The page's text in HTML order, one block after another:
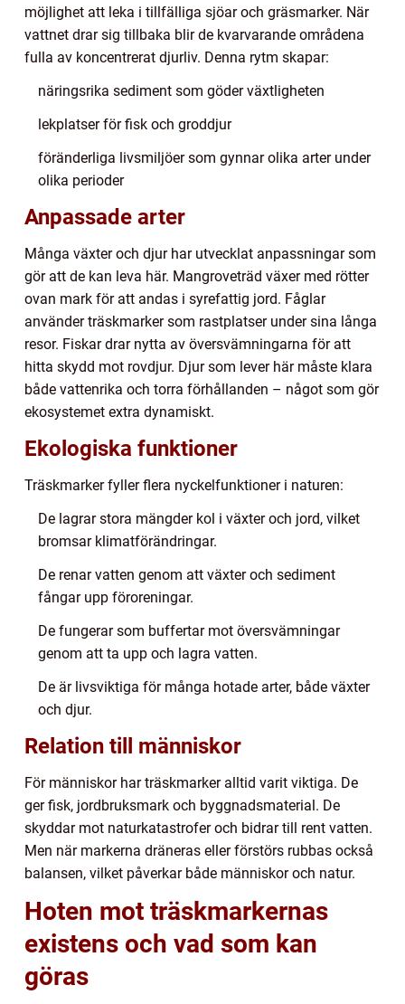
möjlighet att leka i tillfälliga sjöar och gräsmarker. När
vattnet drar sig tillbaka blir de kvarvarande områdena
fulla av koncentrerat djurliv. Denna rytm skapar:
näringsrika sediment som göder växtligheten
lekplatser för fisk och groddjur
föränderliga livsmiljöer som gynnar olika arter under
olika perioder
Anpassade arter
Många växter och djur har utvecklat anpassningar som
gör att de kan leva här. Mangroveträd växer med rötter
ovan mark för att andas i syrefattig jord. Fåglar
använder träskmarker som rastplatser under sina långa
resor. Fiskar drar nytta av översvämningarna för att
hitta skydd mot rovdjur. Djur som lever här måste klara
både vattenrika och torra förhållanden – något som gör
ekosystemet extra dynamiskt.
Ekologiska funktioner
Träskmarker fyller flera nyckelfunktioner i naturen:
De lagrar stora mängder kol i växter och jord, vilket
bromsar klimatförändringar.
De renar vatten genom att växter och sediment
fångar upp föroreningar.
De fungerar som buffertar mot översvämningar
genom att ta upp och lagra vatten.
De är livsviktiga för många hotade arter, både växter
och djur.
Relation till människor
För människor har träskmarker alltid varit viktiga. De
ger fisk, jordbruksmark och byggnadsmaterial. De
skyddar mot naturkatastrofer och bidrar till rent vatten.
Men när markerna dräneras eller förstörs rubbas också
balansen, vilket påverkar både människor och natur.
Hoten mot träskmarkernas
existens och vad som kan
göras